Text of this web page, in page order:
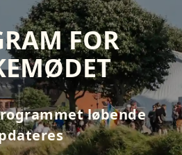
FOR
løbende